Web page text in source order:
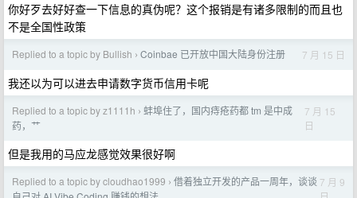
你好歹去好好查一下信息的真伪呢？这个报销是有诸多限制的而且也
不是全国性政策
Replied to a topic by Bullish › Coinbae 已开放中国大陆身份注册 7 月 15 日
我还以为可以进去申请数字货币信用卡呢
Replied to a topic by z1111h › 蚌埠住了，国内痔疮药都 tm 是中成
药，艹
7 月 15
日
但是我用的马应龙感觉效果很好啊
Replied to a topic by cloudhao1999 › 借着独立开发的产品一周年，谈谈 7 月 9